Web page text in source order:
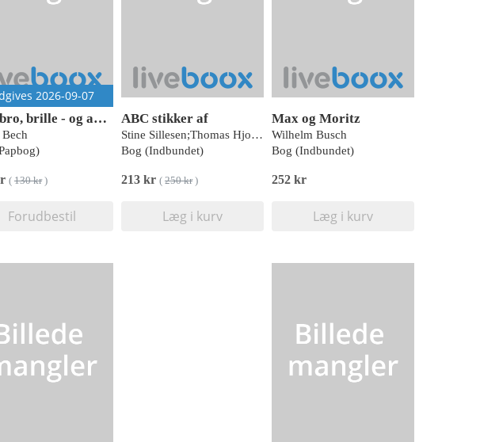
2026-09-07
Bro, bro, brille - og andre børnesange (papbog med 10 klassikere)
( 130 kr)
Forudbestil
ABC stikker af
Stine Sillesen;Thomas Hjorthaab;Signe Ried
Bog (Indbundet)
213 kr ( 250 kr)
Læg i kurv
Max og Moritz
Wilhelm Busch
Bog (Indbundet)
252 kr
Læg i kurv